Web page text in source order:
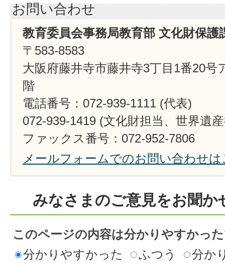
お問い合わせ
教育委員会事務局教育部 文化財保護
〒583-8583
大阪府藤井寺市藤井寺3丁目1番20
階
電話番号：072-939-1111 (代表)
072-939-1419 (文化財担当、世界遺
ファックス番号：072-952-7806
メールフォームでのお問い合わせ
みなさまのご意見をお聞か
このページの内容は分かりやすかっ
分かりやすかった
ふつう 分か